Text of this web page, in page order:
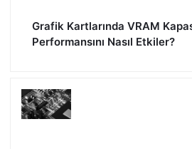
Grafik Kartlarında VRAM
Performansını Nasıl Etkiler?